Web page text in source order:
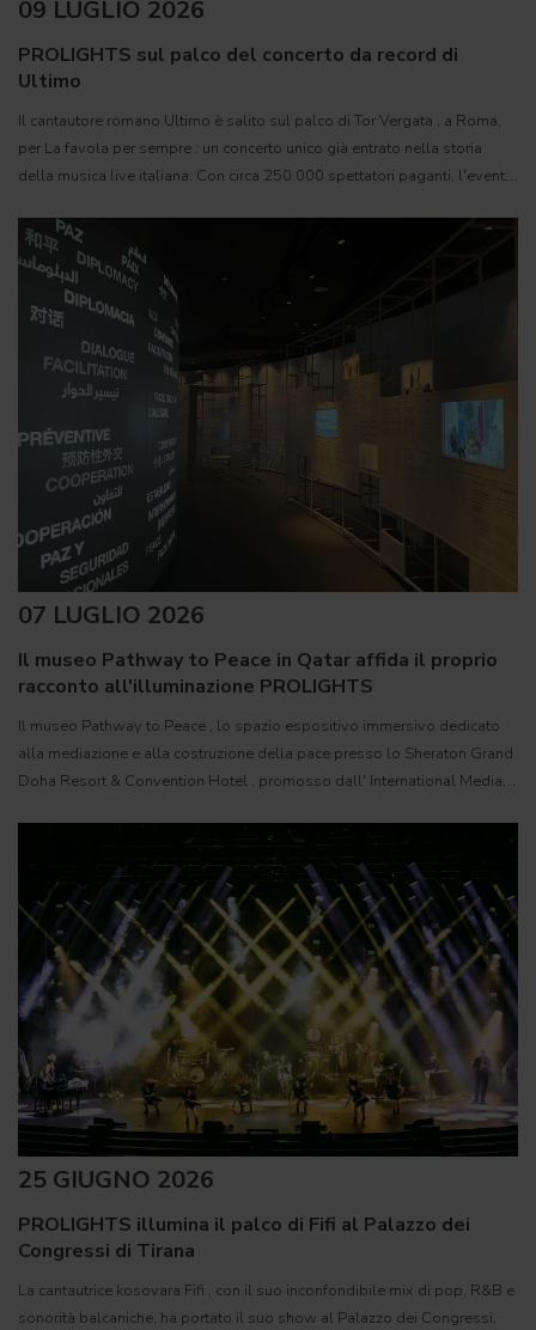
09 LUGLIO 2026
PROLIGHTS sul palco del concerto da record di
Ultimo
Il cantautore romano Ultimo è salito sul palco di Tor Vergata , a Roma,
per La favola per sempre : un concerto unico già entrato nella storia
della musica live italiana. Con circa 250.000 spettatori paganti, l'evento
07 LUGLIO 2026
Il museo Pathway to Peace in Qatar affida il proprio
racconto all'illuminazione PROLIGHTS
Il museo Pathway to Peace , lo spazio espositivo immersivo dedicato
alla mediazione e alla costruzione della pace presso lo Sheraton Grand
Doha Resort & Convention Hotel , promosso dall' International Media
25 GIUGNO 2026
PROLIGHTS illumina il palco di Fifi al Palazzo dei
Congressi di Tirana
La cantautrice kosovara Fifi , con il suo inconfondibile mix di pop, R&B e
sonorità balcaniche, ha portato il suo show al Palazzo dei Congressi,